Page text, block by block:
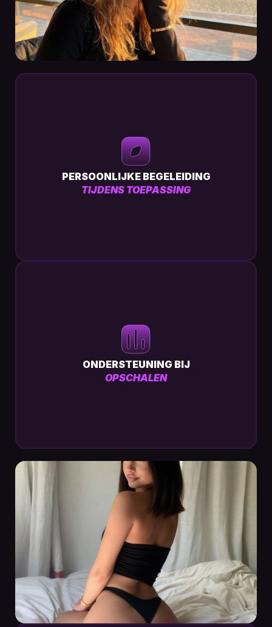
PERSOONLIJKE BEGELEIDING
TIJDENS TOEPASSING
ONDERSTEUNING BIJ
OPSCHALEN